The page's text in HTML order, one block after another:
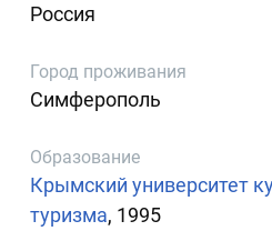
Россия
Город проживания
Симферополь
Образование
Крымский университет
туризма, 1995